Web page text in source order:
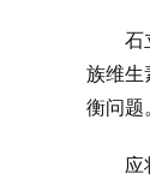
石
族维生
衡问题。
应